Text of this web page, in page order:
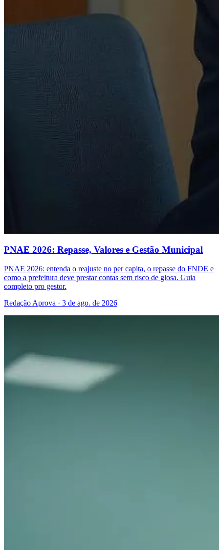
PNAE 2026: Repasse, Valores e Gestão Municipal
PNAE 2026: entenda o reajuste no per capita, o repasse do FNDE e
como a prefeitura deve prestar contas sem risco de glosa. Guia
completo pro gestor.
Redação Aprova · 3 de ago. de 2026